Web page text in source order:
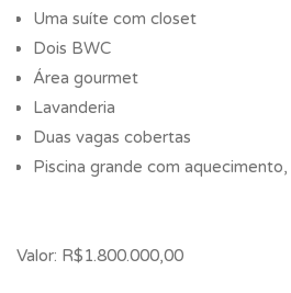
Uma suíte com closet
Dois BWC
Área gourmet
Lavanderia
Duas vagas cobertas
Piscina grande com
Valor: R$1.800.000,00